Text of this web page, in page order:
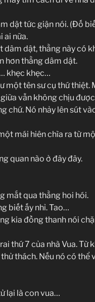
dật tức giận nói. (Đố
ai nữa.
dật, thằng này có
hơn thằng dâm dật.
khẹc khẹc…
một tên sư cụ thứ thiệt.
vẫn không chịu
chứ. Nó nhảy lên sút
mái hiên chìa ra từ
quan nào ở đây đây.
mắt qua thằng hoi hói.
biết ấy nhỉ. Tao…
kia đồng thanh nói
thứ 7 của nhà Vua. Từ
thách. Nếu nó có thể
lại là con vua…